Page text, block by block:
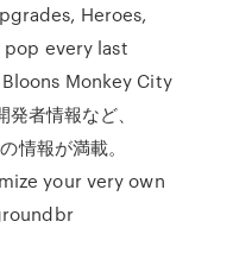
Heroes,
every last
Monkey City
者情報など、
情報が満載。
your very own